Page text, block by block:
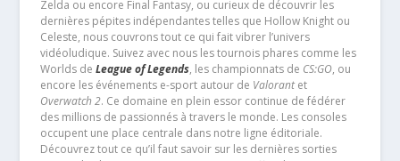
Zelda ou encore Final Fantasy, ou curieux de découvrir les
dernières pépites indépendantes telles que Hollow Knight ou
Celeste, nous couvrons tout ce qui fait vibrer l’univers
vidéoludique. Suivez avec nous les tournois phares comme les
Worlds de League of Legends, les championnats de CS:GO, ou
encore les événements e-sport autour de Valorantet
Overwatch 2. Ce domaine en plein essor continue de fédérer
des millions de passionnés à travers le monde. Les consoles
occupent une place centrale dans notre ligne éditoriale.
Découvrez tout ce qu’il faut savoir sur les dernières sorties